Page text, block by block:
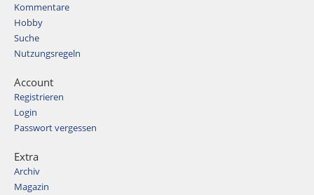
Kommentare
Hobby
Suche
Nutzungsregeln
Account
Registrieren
Login
Passwort vergessen
Extra
Archiv
Magazin